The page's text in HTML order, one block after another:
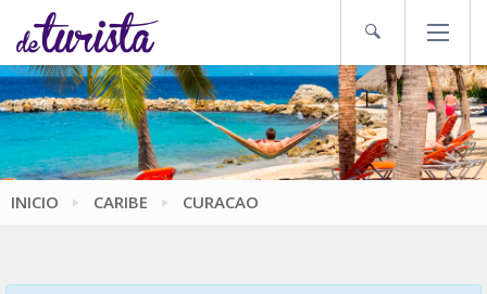
INICIO CARIBE CURACAO